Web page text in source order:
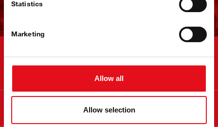
Statistics
Marketing
Allow all
Allow selection
Contact